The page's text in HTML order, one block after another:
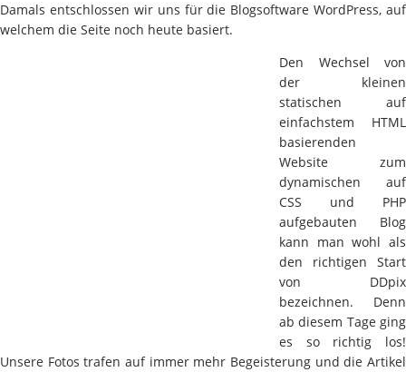
Damals entschlossen wir uns für die Blogsoftware WordPress, auf
welchem die Seite noch heute basiert.
Den Wechsel von
der kleinen
statischen auf
einfachstem HTML
basierenden
Website zum
dynamischen auf
CSS und PHP
aufgebauten Blog
kann man wohl als
den richtigen Start
von DDpix
bezeichnen. Denn
ab diesem Tage ging
es so richtig los!
Unsere Fotos trafen auf immer mehr Begeisterung und die Artikel